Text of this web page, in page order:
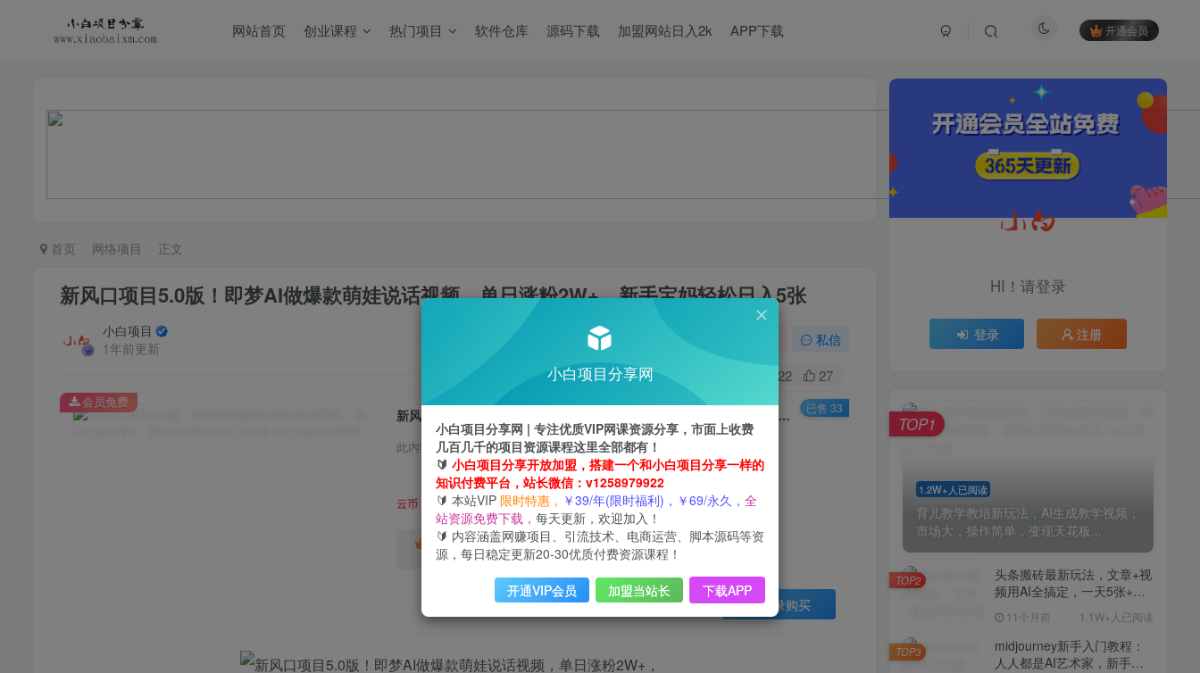
网站首页 创业课程 热门项目 软件仓库 源码下载 加盟网站日入2k APP下载 开通会员
首页 网络项目 正文
新风口项目5.0版！即梦AI做爆款萌娃说话视频，单日涨粉2W+，新手宝妈轻松日入5张
小白项目
1年前更新
私信
822 27
新风口项目5.0版！即梦AI做爆款萌娃说话视频，单日涨粉2W+，新手宝妈轻松日入5张
此内容为会员免费，请付费后查看
云币 3 限时特惠
云币99
年VIP免费 终身VIP会员
免费
登录购买
会员免费 已售 33
1.2W+人已阅读
育儿教学教培新玩法，AI生成教学视频，
市场大，操作简单，变现天花板...
TOP1
频用AI全搞定，一天5张+不
是问题，每天只需10分钟
midjourney新手入门教程：
人人都是AI艺术家，新手小
TOP4
11个月前 9388人已阅读
TOP5
AI+营养师工作流实战应用
课，AI赋能营养师
11个月前 9216人已阅读
TOP6
外贸营销策划SOP系统课
程，打开跨境电商企业线上
营销任督二脉
11个月前 9147人已阅读
HI！请登录
登录 注册
1.2W+人已阅读
育儿教学教培新玩法，AI生成教学视频，
市场大，操作简单，变现天花板...
TOP1
头条搬砖最新玩法，文章+视
频用AI全搞定，一天5张+不
11个月前 1.1W+人已阅读
TOP2
midjourney新手入门教程：
人人都是AI艺术家，新手小
TOP3
小白项目分享网
小白项目分享网 | 专注优质VIP网课资源分享，市面上收费
几百几千的项目资源课程这里全部都有！
🔰 小白项目分享开放加盟，搭建一个和小白项目分享一样的
知识付费平台，站长微信：v1258979922
🔰 本站VIP 限时特惠， ￥39/年(限时福利)，￥69/永久， 全
站资源免费下载， 每天更新，欢迎加入！
🔰 内容涵盖网赚项目、引流技术、电商运营、脚本源码等资
源，每日稳定更新20-30优质付费资源课程！
开通VIP会员 加盟当站长 下载APP